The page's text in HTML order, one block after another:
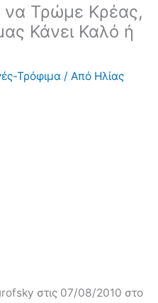
να Τρώμε Κρέας,
Κάνει Καλό ή
Τρόφιμα / Από Ηλίας
στις 07/08/2010 στο